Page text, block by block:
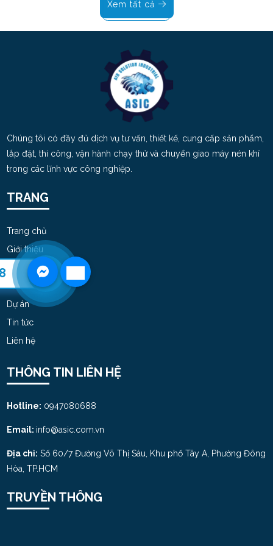
Xem tất cả
Chúng tôi có đầy đủ dịch vụ tư vấn, thiết kế, cung cấp sản phẩm,
lắp đặt, thi công, vận hành chạy thử và chuyển giao máy nén khí
trong các lĩnh vực công nghiệp.
TRANG
Trang chủ
Giới thiệu
Dịch vụ
Sản Phẩm
Dự án
Tin tức
Liên hệ
THÔNG TIN LIÊN HỆ
Hotline: 0947080688
Email: info@asic.com.vn
Địa chỉ: Số 60/7 Đường Võ Thị Sáu, Khu phố Tây A, Phường Đông
Hòa, TP.HCM
TRUYỀN THÔNG